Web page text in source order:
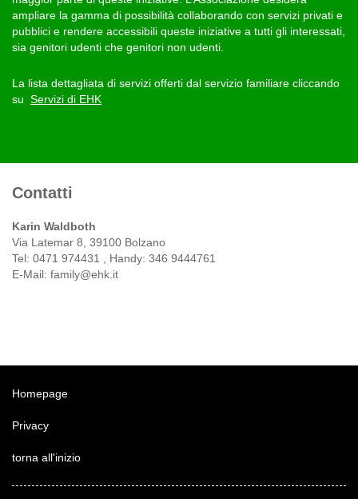
ampliare la gamma di possibilità collaborando con servizi privati e
pubblici e rendere accessibili queste iniziative a tutti gli interessati,
sia genitori udenti che genitori non udenti.
La lista dettagliata di servizi offerti dal servizio familiare cliccando
su Servizi di EHK
Contatti
Karin Waldboth
Via Latemar 8, 39100 Bolzano
Tel: 0471 974431 , Handy: 346 9444761
E-Mail: family@ehk.it
Homepage
Privacy
torna all'inizio